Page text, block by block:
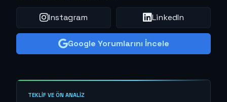
Instagram LinkedIn
Google Yorumlarını İncele
TEKLIF VE ÖN ANALIZ